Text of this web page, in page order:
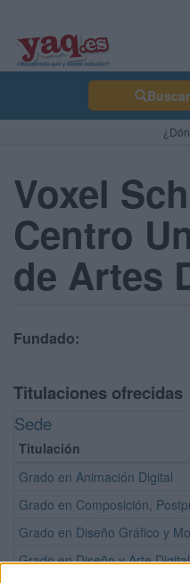
Voxel
Centro
de Artes
Fundado:
Titulaciones ofrecidas
Sede
Titulación
Grado en Animación Digital
Grado en Composición,
Grado en Diseño Gráfico y
Grado en Diseño y Arte